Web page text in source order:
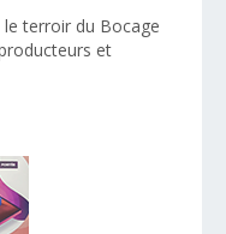
terroir du Bocage
et